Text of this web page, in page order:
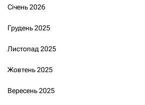
Січень 2026
Грудень 2025
Листопад 2025
Жовтень 2025
Вересень 2025